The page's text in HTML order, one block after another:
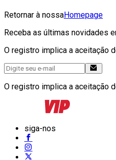
Retornar à nossaHomepage
Receba as últimas novidades
O registro implica a aceitação
O registro implica a aceitação
siga-nos